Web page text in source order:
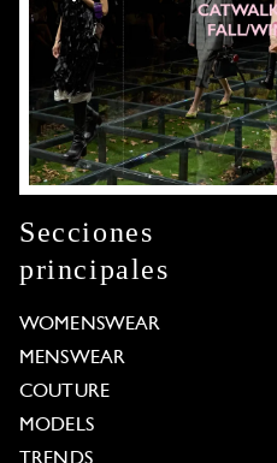
Secciones
principales
WOMENSWEAR
MENSWEAR
COUTURE
MODELS
TRENDS